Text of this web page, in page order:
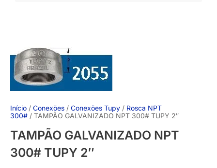
Início /Conexões /Conexões Tupy / Rosca NPT
300# / TAMPÃO GALVANIZADO NPT 300# TUPY 2″
TAMPÃO GALVANIZADO NPT
300# TUPY 2″